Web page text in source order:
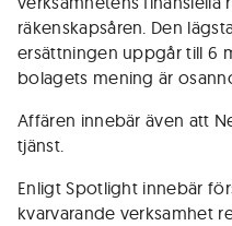
räkenskapsåren. Den
ersättningen uppgår till 6
bolagets mening är
Affären innebär även att
tjänst.
Enligt Spotlight innebär
kvarvarande verksamhet